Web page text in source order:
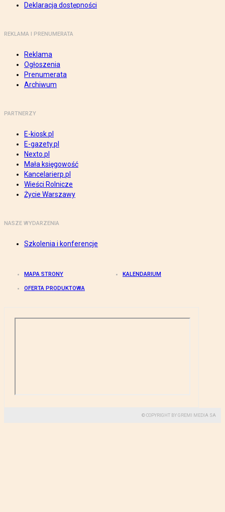
Deklaracja dostępności
REKLAMA I PRENUMERATA
Reklama
Ogłoszenia
Prenumerata
Archiwum
PARTNERZY
E-kiosk.pl
E-gazety.pl
Nexto.pl
Mała księgowość
Kancelarierp.pl
Wieści Rolnicze
Życie Warszawy
NASZE WYDARZENIA
Szkolenia i konferencje
MAPA STRONY KALENDARIUM
OFERTA PRODUKTOWA
© COPYRIGHT BY GREMI MEDIA SA